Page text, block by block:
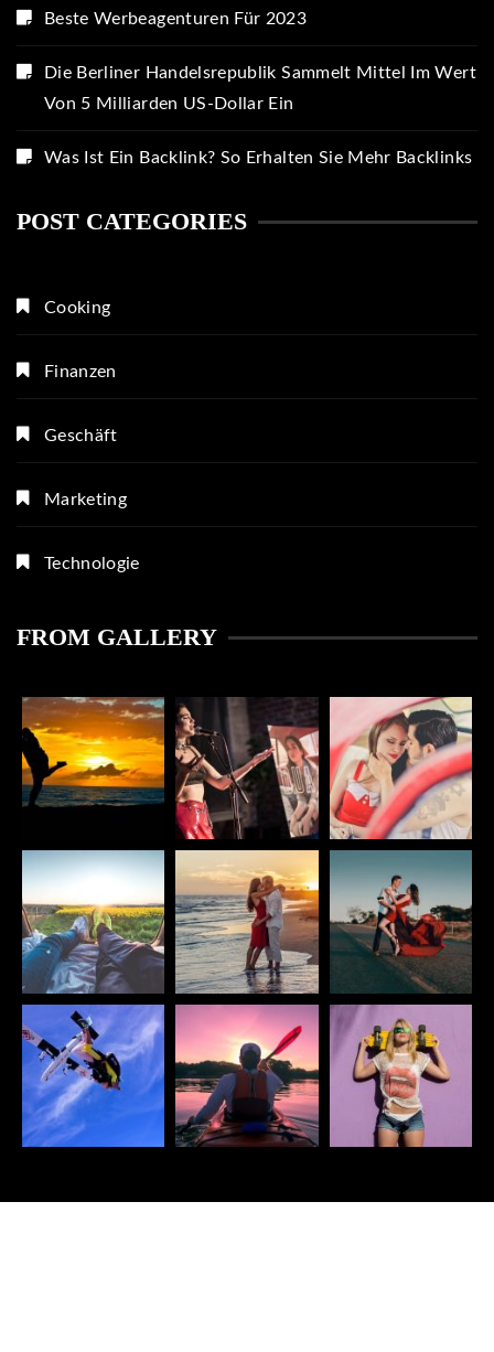
Beste Werbeagenturen Für 2023
Die Berliner Handelsrepublik Sammelt Mittel Im Wert
Von 5 Milliarden US-Dollar Ein
Was Ist Ein Backlink? So Erhalten Sie Mehr Backlinks
POST CATEGORIES
Cooking
Finanzen
Geschäft
Marketing
Technologie
FROM GALLERY